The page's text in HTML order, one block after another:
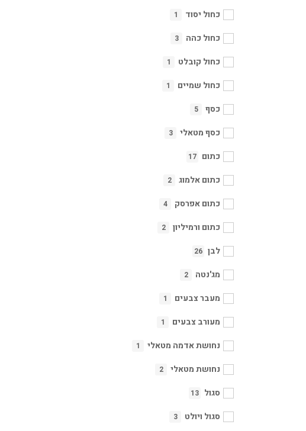
כחול יסוד 1
כחול כהה 3
כחול קובלט 1
כחול שמיים 1
כסף 5
כסף מטאלי 3
כתום 17
כתום אלמוג 2
כתום אפרסק 4
כתום ורמיליון 2
לבן 26
מג'נטה 2
מעבר צבעים 1
מעורב צבעים 1
נחושת אדמה מטאלי 1
נחושת מטאלי 2
סגול 13
סגול ויולט 3